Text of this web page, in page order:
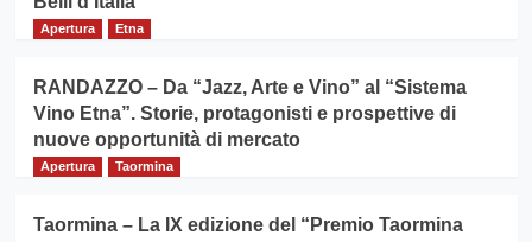
Apertura Etna
RANDAZZO – Da “Jazz, Arte e Vino” al “Sistema
Vino Etna”. Storie, protagonisti e prospettive di
nuove opportunità di mercato
Apertura Taormina
Taormina – La IX edizione del “Premio Taormina